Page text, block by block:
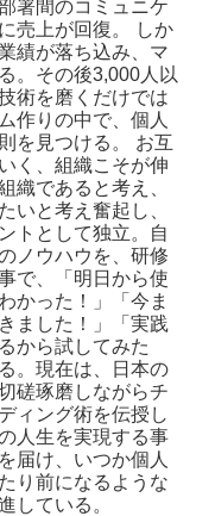
署間のコミュニケ
売上が回復。
しか
績が落ち込み、マ
。その後3,000人以
術を磨くだけでは
作りの中で、個人
を見つける。
お互
く、組織こそが伸
織であると考え、
いと考え奮起し、
トとして独立。自
ノウハウを、研修
で、「明日から使
かった！」「今ま
ました！」「実践
から試してみた
。現在は、日本の
磋琢磨しながらチ
ィング術を伝授し
人生を実現する事
届け、いつか個人
り前になるような
している。